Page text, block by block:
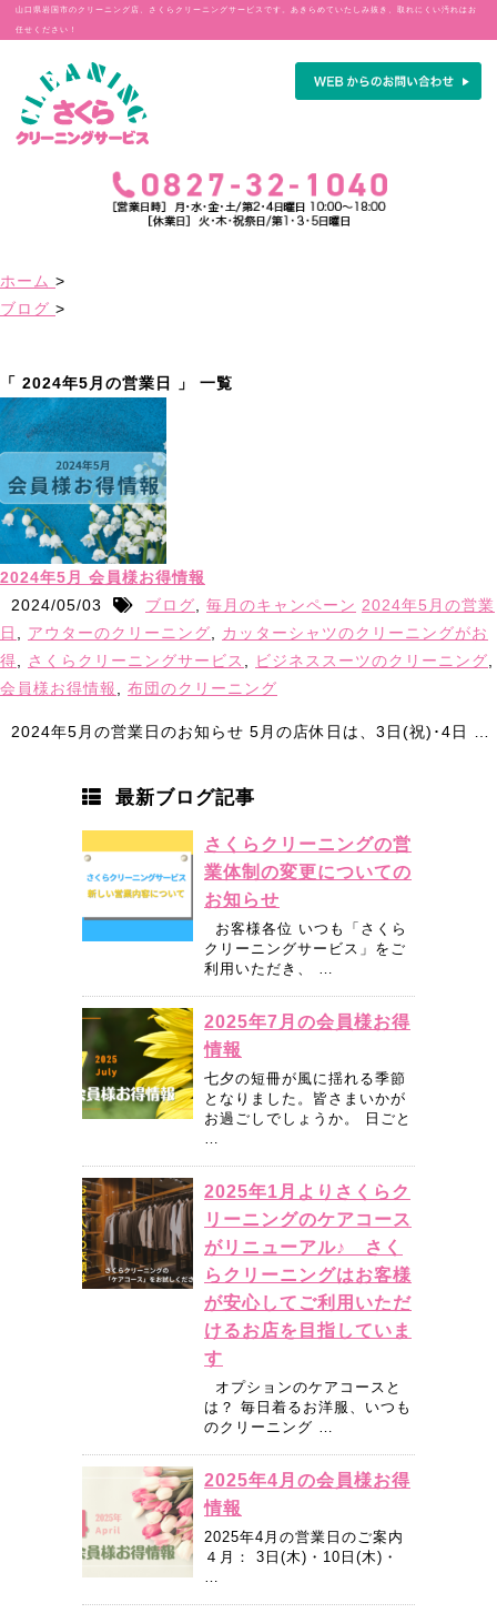
山口県岩国市のクリーニング店、さくらクリーニングサービスです。あきらめていたしみ抜き、取れにくい汚れはお
任せください！
ホーム >
ブログ >
「 2024年5月の営業日 」 一覧
2024年5月 会員様お得情報
2024/05/03
ブログ, 毎月のキャンペーン 2024年5月の営業
日 , アウターのクリーニング, カッターシャツのクリーニングがお
得, さくらクリーニングサービス , ビジネススーツのクリーニング,
会員様お得情報, 布団のクリーニング
2024年5月の営業日のお知らせ 5月の店休日は、3日(祝)･4日 …
最新ブログ記事
さくらクリーニングの営
業体制の変更についての
お知らせ
お客様各位 いつも「さくら
クリーニングサービス」をご
利用いただき、 …
2025年7月の会員様お得
情報
七夕の短冊が風に揺れる季節
となりました。皆さまいかが
お過ごしでしょうか。 日ごと
2025年1月よりさくらク
リーニングのケアコース
がリニューアル♪ さく
らクリーニングはお客様
が安心してご利用いただ
けるお店を目指していま
す
オプションのケアコースと
は？ 毎日着るお洋服、いつも
のクリーニング …
2025年4月の会員様お得
情報
2025年4月の営業日のご案内
４月： 3日(木)・10日(木)・